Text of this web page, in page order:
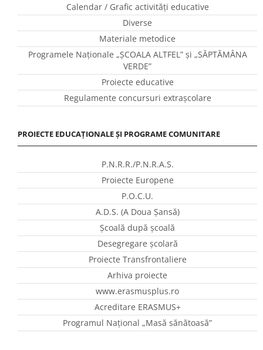
Calendar / Grafic activităţi educative
Diverse
Materiale metodice
Programele Naţionale „ŞCOALA ALTFEL” și „SĂPTĂMÂNA
VERDE”
Proiecte educative
Regulamente concursuri extraşcolare
PROIECTE EDUCAȚIONALE ȘI PROGRAME COMUNITARE
P.N.R.R./P.N.R.A.S.
Proiecte Europene
P.O.C.U.
A.D.S. (A Doua Șansă)
Școală după școală
Desegregare școlară
Proiecte Transfrontaliere
Arhiva proiecte
www.erasmusplus.ro
Acreditare ERASMUS+
Programul Național „Masă sănătoasă”